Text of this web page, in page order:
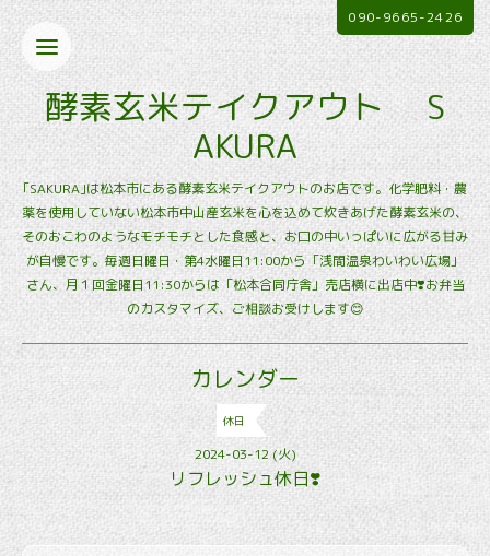
酵素玄米テイクアウト S
AKURA
｢SAKURA｣は松本市にある酵素玄米テイクアウトのお店です。化学肥料・農
薬を使用していない松本市中山産玄米を心を込めて炊きあげた酵素玄米の、
そのおこわのようなモチモチとした食感と、お口の中いっぱいに広がる甘み
が自慢です。毎週日曜日・第4水曜日11:00から「浅間温泉わいわい広場」
さん、月１回金曜日11:30からは「松本合同庁舎」売店横に出店中❣️お弁当
のカスタマイズ、ご相談お受けします😊
090-9665-2426
カレンダー
休日
2024-03-12 (火)
リフレッシュ休日❣️